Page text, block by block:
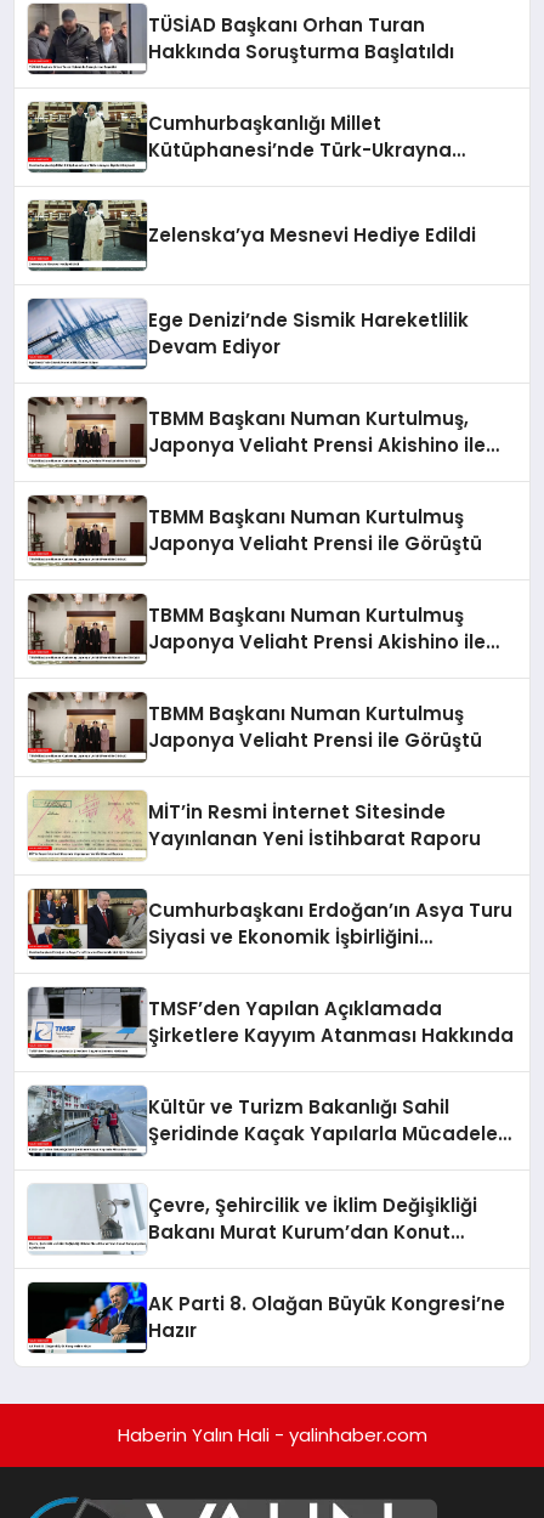
TÜSİAD Başkanı Orhan Turan
Hakkında Soruşturma Başlatıldı
Cumhurbaşkanlığı Millet
Kütüphanesi’nde Türk-Ukrayna
Zelenska’ya Mesnevi Hediye Edildi
Ege Denizi’nde Sismik Hareketlilik
Devam Ediyor
TBMM Başkanı Numan Kurtulmuş,
Japonya Veliaht Prensi Akishino ile
TBMM Başkanı Numan Kurtulmuş
Japonya Veliaht Prensi ile Görüştü
TBMM Başkanı Numan Kurtulmuş
Japonya Veliaht Prensi Akishino ile
TBMM Başkanı Numan Kurtulmuş
Japonya Veliaht Prensi ile Görüştü
MİT’in Resmi İnternet Sitesinde
Yayınlanan Yeni İstihbarat Raporu
Cumhurbaşkanı Erdoğan’ın Asya Turu
Siyasi ve Ekonomik İşbirliğini
TMSF’den Yapılan Açıklamada
Şirketlere Kayyım Atanması Hakkında
Kültür ve Turizm Bakanlığı Sahil
Şeridinde Kaçak Yapılarla Mücadele
Çevre, Şehircilik ve İklim Değişikliği
Bakanı Murat Kurum’dan Konut
AK Parti 8. Olağan Büyük Kongresi’ne
Hazır
Haberin Yalın Hali - yalinhaber.com